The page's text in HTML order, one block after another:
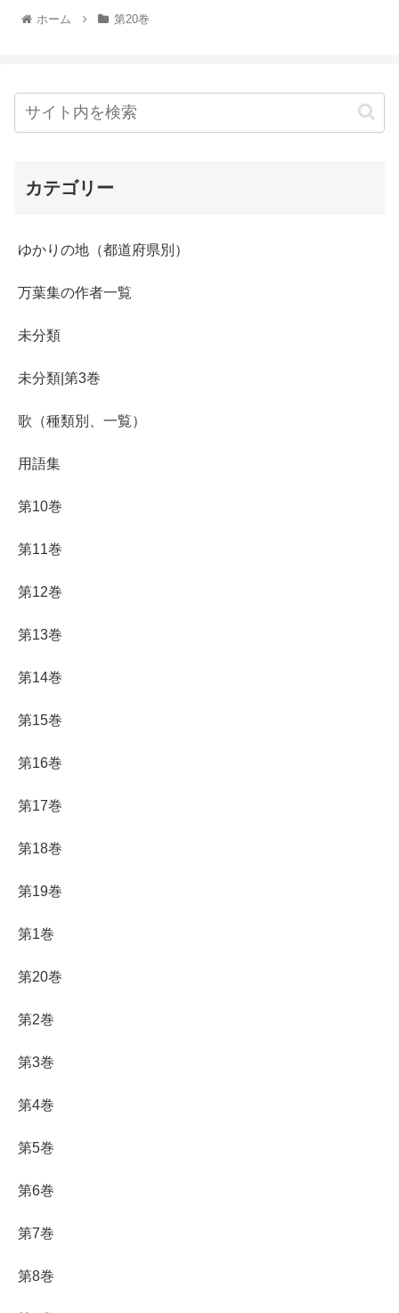
ホーム 第20巻
カテゴリー
ゆかりの地（都道府県別）
万葉集の作者一覧
未分類
未分類|第3巻
歌（種類別、一覧）
用語集
第10巻
第11巻
第12巻
第13巻
第14巻
第15巻
第16巻
第17巻
第18巻
第19巻
第1巻
第20巻
第2巻
第3巻
第4巻
第5巻
第6巻
第7巻
第8巻